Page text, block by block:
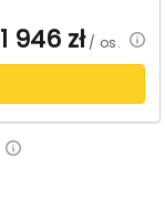
1 946 zł/ os.